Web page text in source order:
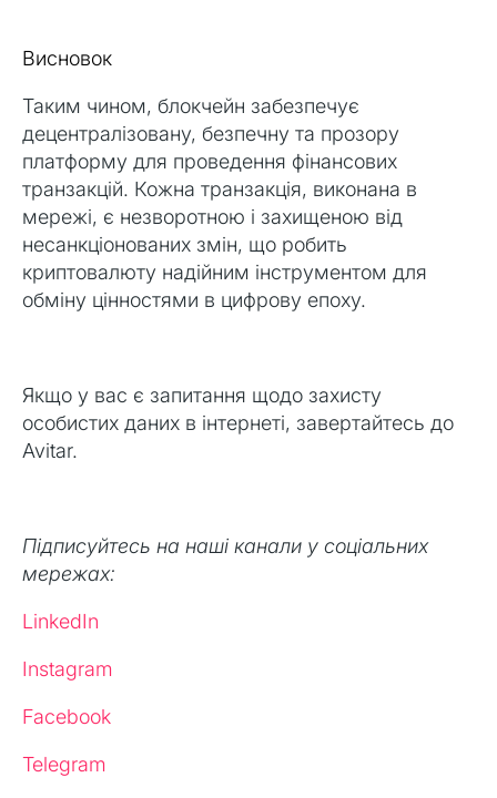
Висновок
Таким чином, блокчейн забезпечує
децентралізовану, безпечну та прозору
платформу для проведення фінансових
транзакцій. Кожна транзакція, виконана в
мережі, є незворотною і захищеною від
несанкціонованих змін, що робить
криптовалюту надійним інструментом для
обміну цінностями в цифрову епоху.
Якщо у вас є запитання щодо захисту
особистих даних в інтернеті, завертайтесь до
Avitar.
Підписуйтесь на наші канали у соціальних
мережах:
LinkedIn
Instagram
Facebook
Telegram